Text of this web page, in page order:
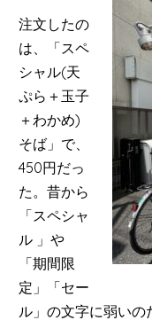
注文したの
は、「スペ
シャル(天
ぷら＋玉子
＋わかめ)
そば」で、
450円だっ
た。昔から
「スペシャ
ル 」や
「期間限
定」「セー
ル」の文字に弱いの